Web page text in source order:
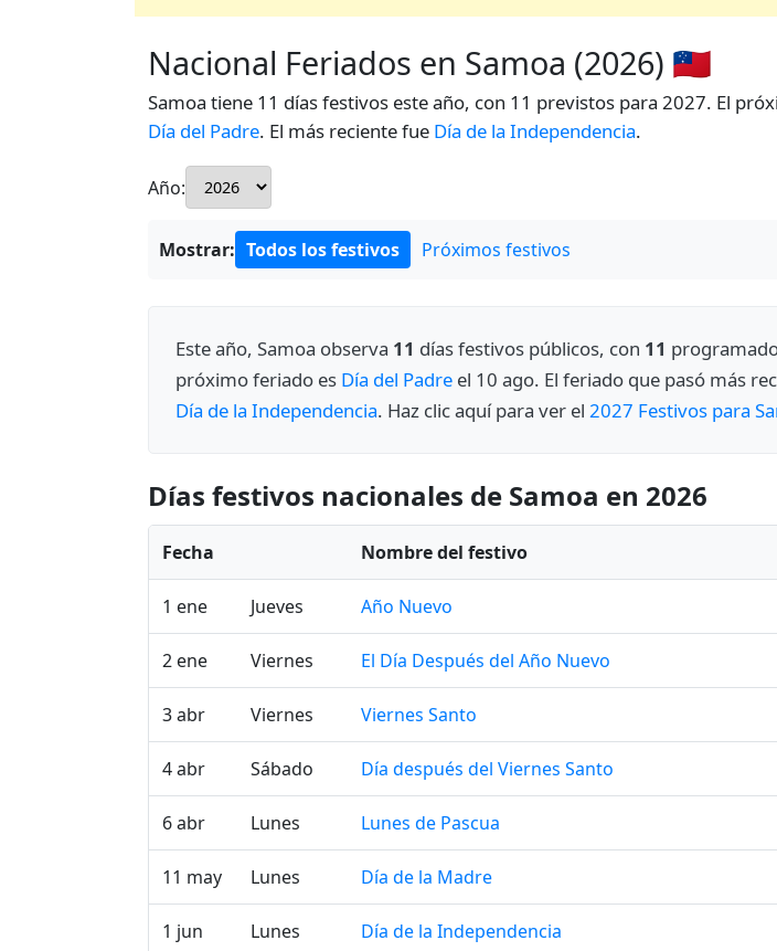
Nacional Feriados en Samoa (2026) 🇼🇸
Samoa tiene 11 días festivos este año, con 11 previstos para 2027. El
Día del Padre. El más reciente fue Día de la Independencia.
Año:
Mostrar: Todos los festivos Próximos festivos
Este año, Samoa observa 11 días festivos públicos, con 11
próximo feriado es Día del Padre el 10 ago. El feriado que pasó más
Día de la Independencia. Haz clic aquí para ver el 2027 Festivos para
Días festivos nacionales de Samoa en 2026
Fecha Nombre del festivo
1 ene Jueves Año Nuevo
2 ene Viernes El Día Después del Año Nuevo
3 abr Viernes Viernes Santo
4 abr Sábado Día después del Viernes Santo
6 abr Lunes Lunes de Pascua
11 may Lunes Día de la Madre
1 jun Lunes Día de la Independencia